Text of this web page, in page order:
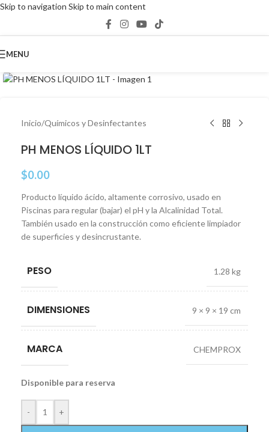
Skip to navigation Skip to main content
MENU
Inicio/Químicos y Desinfectantes
PH MENOS LÍQUIDO 1LT
$0.00
Producto líquido ácido, altamente corrosivo, usado en
Piscinas para regular (bajar) el pH y la Alcalinidad Total.
También usado en la construcción como eficiente limpiador
de superficies y desincrustante.
PESO 1.28 kg
DIMENSIONES 9 × 9 × 19 cm
MARCA CHEMPROX
Disponible para reserva
- +